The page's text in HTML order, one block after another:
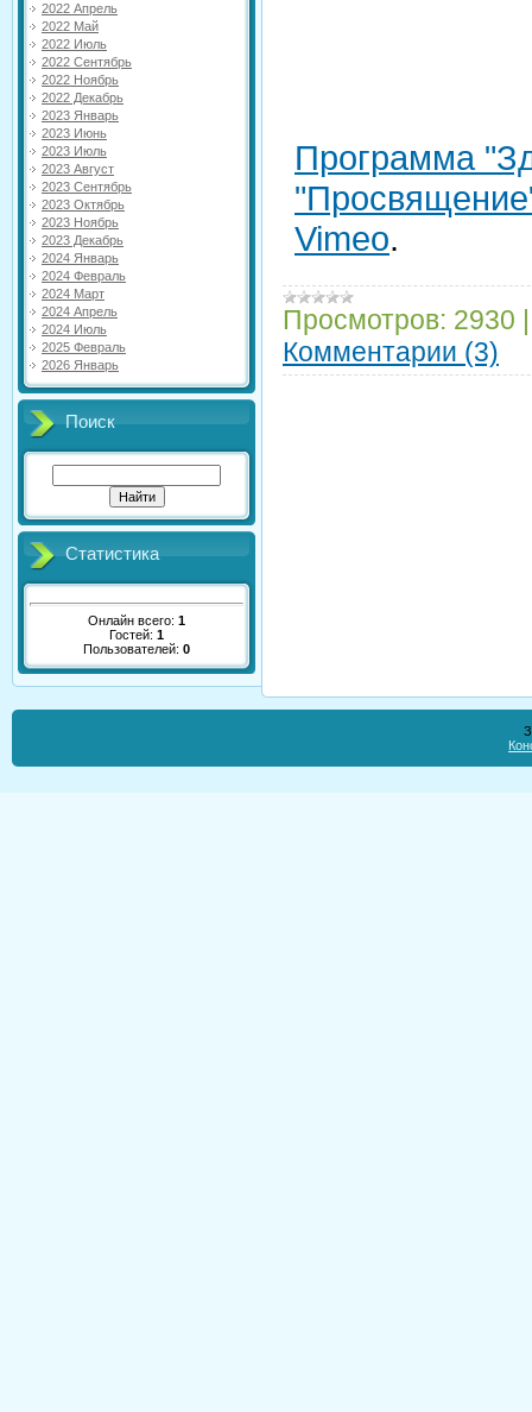
2022 Апрель
2022 Май
2022 Июль
2022 Сентябрь
2022 Ноябрь
2022 Декабрь
2023 Январь
2023 Июнь
2023 Июль
2023 Август
2023 Сентябрь
2023 Октябрь
2023 Ноябрь
2023 Декабрь
2024 Январь
2024 Февраль
2024 Март
2024 Апрель
2024 Июль
2025 Февраль
2026 Январь
Поиск
Статистика
Онлайн всего: 1
Гостей: 1
Пользователей: 0
Программа
Vimeo.
Просмотров: 2930
Комментарии (3)